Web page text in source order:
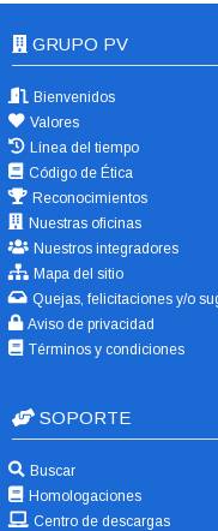
GRUPO PV
Bienvenidos
Valores
Línea del tiempo
Código de Ética
Reconocimientos
Nuestras oficinas
Nuestros integradores
Mapa del sitio
Quejas, felicitaciones y/o
Aviso de privacidad
Términos y condiciones
SOPORTE
Buscar
Homologaciones
Centro de descargas